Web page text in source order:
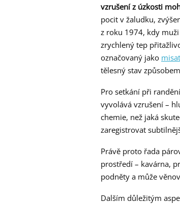
vzrušení z úzkosti
pocit v žaludku,
z roku 1974, kdy
zrychlený tep
označovaný jako
tělesný stav
Pro setkání při
vyvolává vzrušení –
chemie, než jaká
zaregistrovat
Právě proto řada
prostředí – kavárna,
podněty a může
Dalším důležitým